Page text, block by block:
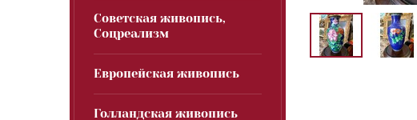
Советская живопись,
Соцреализм
Европейская живопись
Голландская живопись